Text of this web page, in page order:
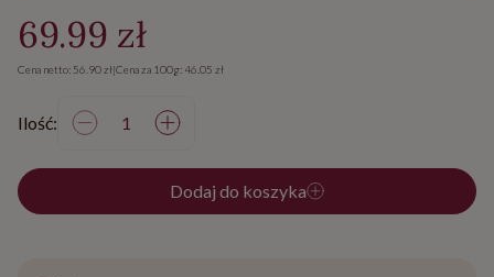
69.99 zł
Cena netto: 56.90 zł|Cena za 100g: 46.05 zł
Ilość:
Dodaj do koszyka